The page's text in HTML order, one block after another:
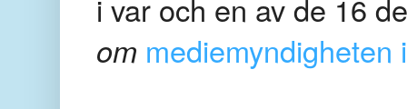
i var och en av de 16
om mediemyndigheten